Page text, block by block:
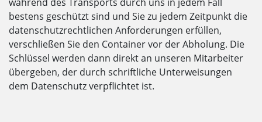
bestens geschützt sind und Sie zu jedem Zeitpunkt die
datenschutzrechtlichen Anforderungen erfüllen,
verschließen Sie den Container vor der Abholung. Die
Schlüssel werden dann direkt an unseren Mitarbeiter
übergeben, der durch schriftliche Unterweisungen
dem Datenschutz verpflichtet ist.